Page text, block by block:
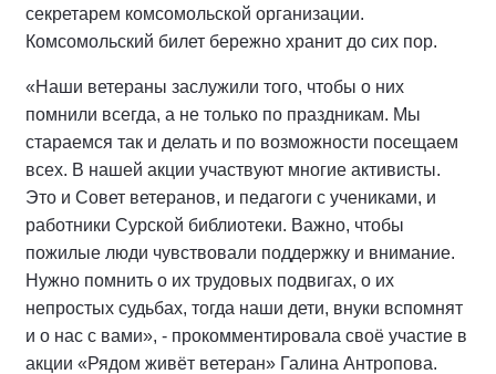
секретарем комсомольской организации.
Комсомольский билет бережно хранит до сих пор.
«Наши ветераны заслужили того, чтобы о них
помнили всегда, а не только по праздникам. Мы
стараемся так и делать и по возможности посещаем
всех. В нашей акции участвуют многие активисты.
Это и Совет ветеранов, и педагоги с учениками, и
работники Сурской библиотеки. Важно, чтобы
пожилые люди чувствовали поддержку и внимание.
Нужно помнить о их трудовых подвигах, о их
непростых судьбах, тогда наши дети, внуки вспомнят
и о нас с вами», - прокомментировала своё участие в
акции «Рядом живёт ветеран» Галина Антропова.